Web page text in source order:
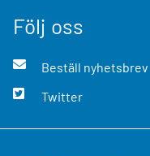
Följ oss
Beställ nyhetsbrev
Twitter